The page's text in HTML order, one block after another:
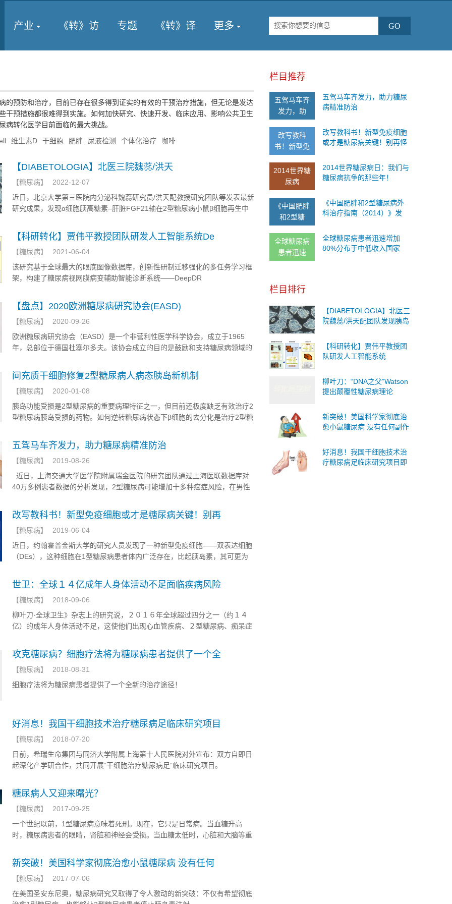
产业 《转》访 专题 《转》译 更多
的预防和治疗，目前已存在很多得到证实的有效的干预治疗措施，但无论是发达
干预措施都很难得到实施。如何加快研究、快速开发、临床应用、影响公共卫生
病转化医学目前面临的最大挑战。
维生素D 干细胞 肥胖 尿液检测 个体化治疗 咖啡
【DIABETOLOGIA】北医三院魏蕊/洪天
【糖尿病】
2022-12-07
近日，北京大学第三医院内分泌科魏蕊研究员/洪天配教授研究团队等发表最新
研究成果，发现α细胞胰高糖素–肝脏FGF21轴在2型糖尿病小鼠β细胞再生中
进β细胞再生的新机制，为促进β细胞再生的治疗策略研发提供了新视角。
【科研转化】贾伟平教授团队研发人工智能系统De
【糖尿病】
2021-06-04
该研究基于全球最大的眼底图像数据库，创新性研制迁移强化的多任务学习框
架，构建了糖尿病视网膜病变辅助智能诊断系统——DeepDR
【盘点】2020欧洲糖尿病研究协会(EASD)
【糖尿病】
2020-09-26
欧洲糖尿病研究协会（EASD）是一个非营利性医学科学协会，成立于1965
年，总部位于德国杜塞尔多夫。该协会成立的目的是鼓励和支持糖尿病领域的
洲城市举行年会，是欧洲规模最大、最负盛名的糖尿病会议。
间充质干细胞修复2型糖尿病人病态胰岛新机制
【糖尿病】
2020-01-08
胰岛功能受损是2型糖尿病的重要病理特征之一，但目前还极度缺乏有效治疗2
型糖尿病胰岛受损的药物。如何逆转糖尿病状态下β细胞的去分化是治疗2型糖
五驾马车齐发力，助力糖尿病精准防治
【糖尿病】
2019-08-26
近日，上海交通大学医学院附属瑞金医院的研究团队通过上海医联数据库对
40万多例患者数据的分析发现，2型糖尿病可能增加十多种癌症风险，在男性
见，糖尿病的防治急不可耐！
改写教科书！新型免疫细胞或才是糖尿病关键！别再
【糖尿病】
2019-06-04
近日，约翰霍普金斯大学的研究人员发现了一种新型免疫细胞——双表达细胞
（DEs），这种细胞在1型糖尿病患者体内广泛存在，比起胰岛素，其可更为
键！
世卫：全球１４亿成年人身体活动不足面临疾病风险
【糖尿病】
2018-09-06
柳叶刀·全球卫生》杂志上的研究说，２０１６年全球超过四分之一（约１４
亿）的成年人身体活动不足，这使他们出现心血管疾病、２型糖尿病、痴呆症
攻克糖尿病？细胞疗法将为糖尿病患者提供了一个全
【糖尿病】
2018-08-31
细胞疗法将为糖尿病患者提供了一个全新的治疗途径！
好消息！我国干细胞技术治疗糖尿病足临床研究项目
【糖尿病】
2018-07-20
日前，希瑞生命集团与同济大学附属上海第十人民医院对外宣布：双方自即日
起深化产学研合作，共同开展“干细胞治疗糖尿病足”临床研究项目。
糖尿病人又迎来曙光？
【糖尿病】
2017-09-25
一个世纪以前，1型糖尿病意味着死刑。现在，它只是日常病。当血糖升高
时，糖尿病患者的眼睛，肾脏和神经会受损。当血糖太低时，心脏和大脑等重
新突破！美国科学家彻底治愈小鼠糖尿病 没有任何
【糖尿病】
2017-07-06
在美国圣安东尼奥，糖尿​病研究又取得了令人激动的新突破：不仅有希望彻底
栏目推荐
五驾马车齐
发力，助
五驾马车齐发力，助力糖尿
病精准防治
改写教科
书！新型免
改写教科书！新型免疫细胞
或才是糖尿病关键！别再怪
2014世界糖
尿病
2014世界糖尿病日：我们与
糖尿病抗争的那些年！
《中国肥胖
和2型糖
《中国肥胖和2型糖尿病外
科治疗指南（2014）》发
全球糖尿病
患者迅速
全球糖尿病患者迅速增加
80%分布于中低收入国家
栏目排行
【DIABETOLOGIA】北医三
院魏蕊/洪天配团队发现胰岛
【科研转化】贾伟平教授团
队研发人工智能系统
网膜病变
柳叶刀：“DNA之父”Watson
提出颠覆性糖尿病理论
新突破！美国科学家彻底治
愈小鼠糖尿病 没有任何副作
好消息！我国干细胞技术治
疗糖尿病足临床研究项目即